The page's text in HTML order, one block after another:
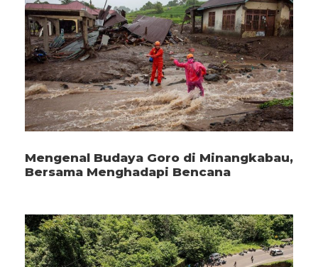
Mengenal Budaya Goro di Minangkabau,
Bersama Menghadapi Bencana